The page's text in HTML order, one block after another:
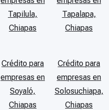
Tapilula,
Chiapas
Tapalapa,
Chiapas
Crédito para
empresas en
Soyaló,
Chiapas
Crédito para
empresas en
Solosuchiapa,
Chiapas